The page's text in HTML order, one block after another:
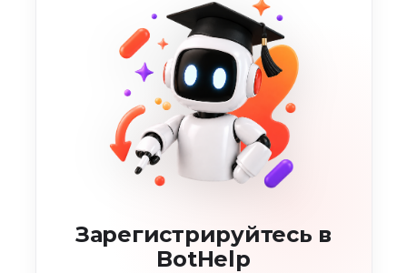
Зарегистрируйтесь в
BotHelp